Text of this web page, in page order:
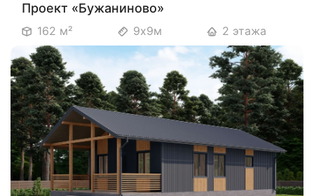
Проект «Бужаниново»
162 м² 9х9м 2 этажа